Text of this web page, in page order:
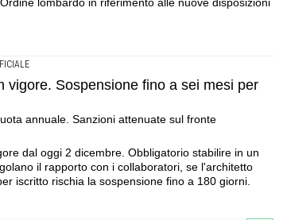
vigore. Sospensione fino a sei mesi per
annuale. Sanzioni attenuate sul fronte
dal oggi 2 dicembre. Obbligatorio stabilire in un
il rapporto con i collaboratori, se l'architetto
iscritto rischia la sospensione fino a 180 giorni.